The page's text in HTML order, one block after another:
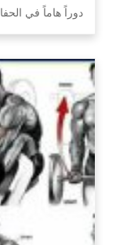
دوراً هاماً في